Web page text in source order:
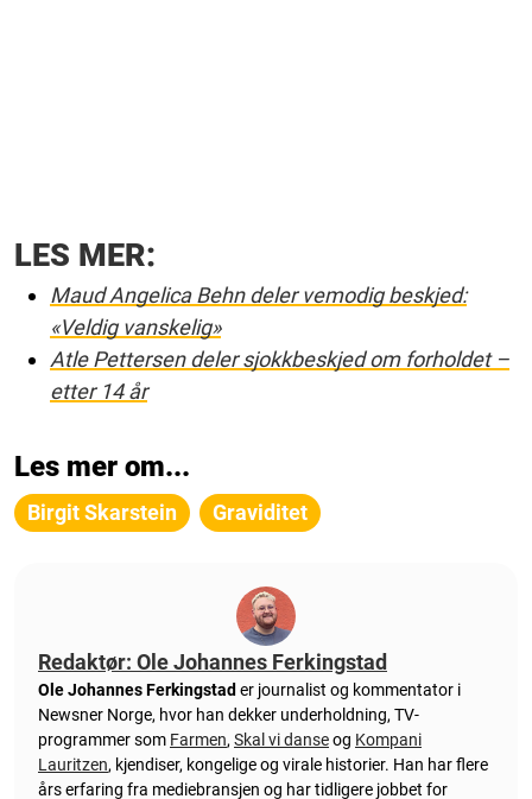
LES MER:
Maud Angelica Behn deler vemodig beskjed:
«Veldig vanskelig»
Atle Pettersen deler sjokkbeskjed om forholdet –
etter 14 år
Les mer om...
Birgit Skarstein Graviditet
Redaktør: Ole Johannes Ferkingstad
Ole Johannes Ferkingstad er journalist og kommentator i
Newsner Norge, hvor han dekker underholdning, TV-
programmer som Farmen,Skal vi danseog Kompani
Lauritzen, kjendiser, kongelige og virale historier. Han har flere
års erfaring fra mediebransjen og har tidligere jobbet for